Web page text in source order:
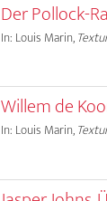
Der Pollock-
In: Louis Marin,
Willem de
In: Louis Marin,